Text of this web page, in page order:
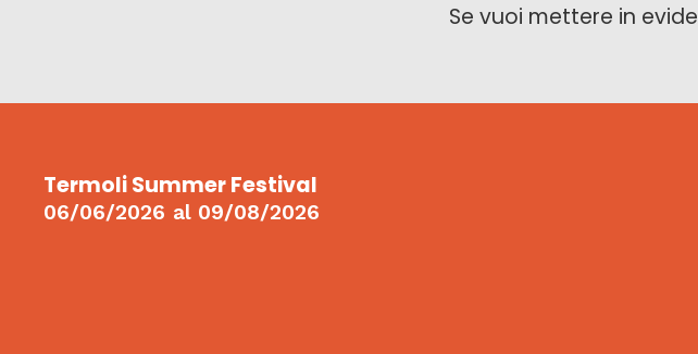
Se vuoi mettere in
Termoli Summer Festival
06/06/2026 al 09/08/2026